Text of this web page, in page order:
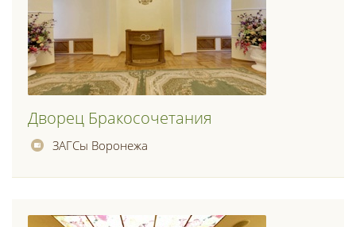
Дворец Бракосочетания
ЗАГСы Воронежа